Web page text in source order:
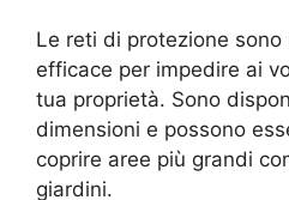
Le reti di protezione sono
efficace per impedire ai
tua proprietà. Sono
dimensioni e possono
coprire aree più grandi
giardini.